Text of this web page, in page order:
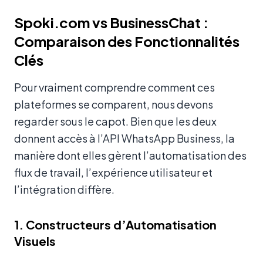
Spoki.com vs BusinessChat :
Comparaison des Fonctionnalités
Clés
Pour vraiment comprendre comment ces
plateformes se comparent, nous devons
regarder sous le capot. Bien que les deux
donnent accès à l’API WhatsApp Business, la
manière dont elles gèrent l’automatisation des
flux de travail, l’expérience utilisateur et
l’intégration diffère.
1. Constructeurs d’Automatisation
Visuels